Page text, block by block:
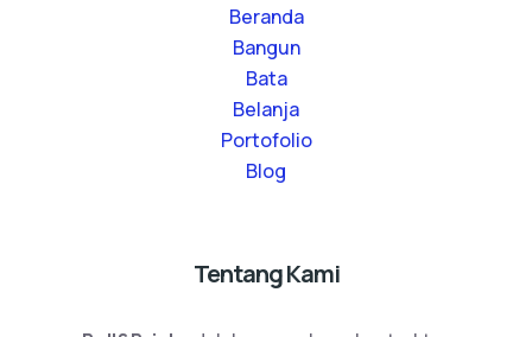
Beranda
Bangun
Bata
Belanja
Portofolio
Blog
Tentang Kami